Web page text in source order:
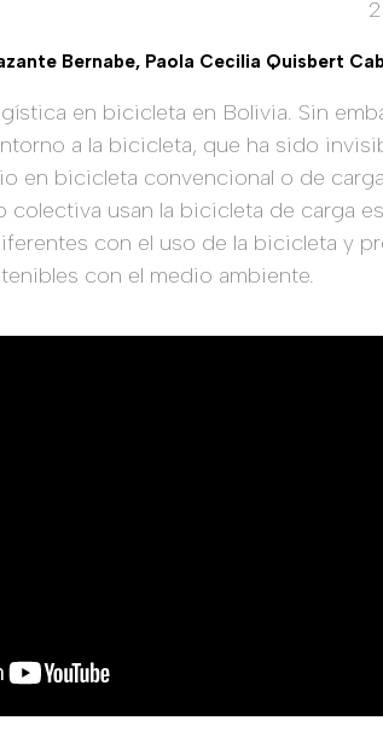
Bernabe, Paola Cecilia Quisbert
en bicicleta en Bolivia. Sin
a la bicicleta, que ha sido
en bicicleta convencional o de
colectiva usan la bicicleta de carga
con el uso de la bicicleta y
con el medio ambiente.